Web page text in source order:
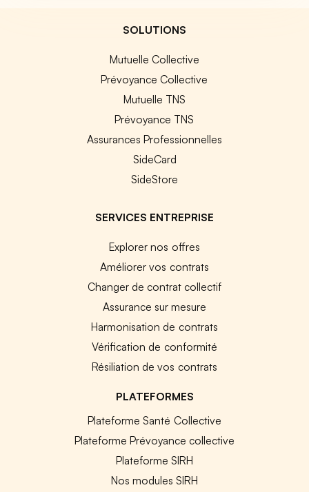
SOLUTIONS
Mutuelle Collective
Prévoyance Collective
Mutuelle TNS
Prévoyance TNS
Assurances Professionnelles
SideCard
SideStore
SERVICES ENTREPRISE
Explorer nos offres
Améliorer vos contrats
Changer de contrat collectif
Assurance sur mesure
Harmonisation de contrats
Vérification de conformité
Résiliation de vos contrats
PLATEFORMES
Plateforme Santé Collective
Plateforme Prévoyance collective
Plateforme SIRH
Nos modules SIRH